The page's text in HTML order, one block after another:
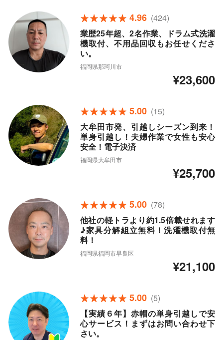
4.96 (424)
業歴25年超、2名作業、ドラム式洗濯
機取付、不用品回収もお任せくださ
い。
福岡県那珂川市
¥23,600
5.00 (15)
大牟田市発、引越しシーズン到来！
単身引越し！夫婦作業で女性も安心
安全！電子決済
福岡県大牟田市
¥25,700
5.00 (78)
他社の軽トラより約1.5倍載せれます
♪家具分解組立無料！洗濯機取付無
料！
福岡県福岡市早良区
¥21,100
5.00 (5)
【実績６年】赤帽の単身引越しで安
心サービス！まずはお問い合わせ下
さい。